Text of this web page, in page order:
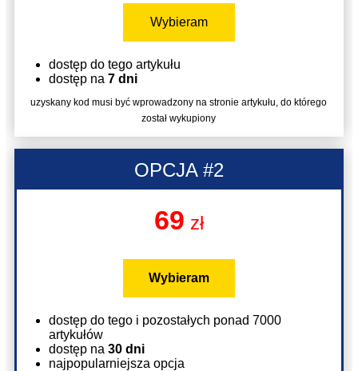
Wybieram
dostęp do tego artykułu
dostęp na 7 dni
uzyskany kod musi być wprowadzony na stronie artykułu, do którego
został wykupiony
OPCJA #2
69 zł
Wybieram
dostęp do tego i pozostałych ponad 7000
artykułów
dostęp na 30 dni
najpopularniejsza opcja